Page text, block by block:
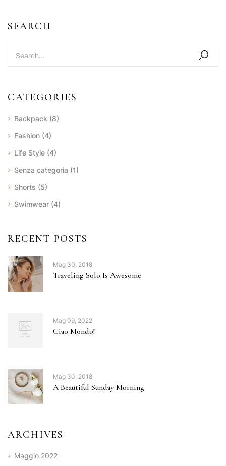
SEARCH
CATEGORIES
Backpack (8)
Fashion (4)
Life Style (4)
Senza categoria (1)
Shorts (5)
Swimwear (4)
RECENT POSTS
Mag 30, 2018
Traveling Solo Is Awesome
Mag 09, 2022
Ciao Mondo!
Mag 30, 2018
A Beautiful Sunday Morning
ARCHIVES
Maggio 2022